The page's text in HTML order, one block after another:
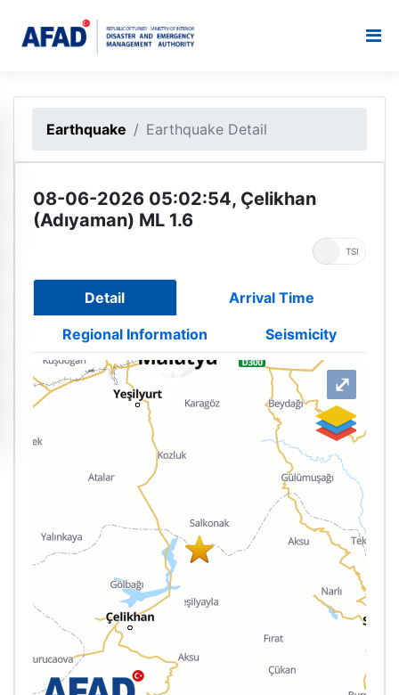
Earthquake Earthquake Detail
08-06-2026 05:02:54, Çelikhan
(Adıyaman) ML 1.6
TSI
Detail Arrival Time
Regional Information Seismicity
⤢